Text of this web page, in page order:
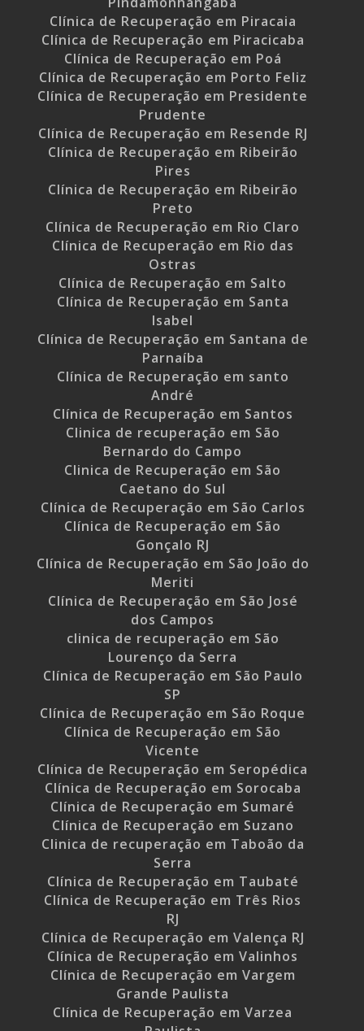
Clínica de Recuperação em Piracaia
Clínica de Recuperação em Piracicaba
Clínica de Recuperação em Poá
Clínica de Recuperação em Porto Feliz
Clínica de Recuperação em Presidente
Prudente
Clínica de Recuperação em Resende RJ
Clínica de Recuperação em Ribeirão
Pires
Clínica de Recuperação em Ribeirão
Preto
Clínica de Recuperação em Rio Claro
Clínica de Recuperação em Rio das
Ostras
Clínica de Recuperação em Salto
Clínica de Recuperação em Santa
Isabel
Clínica de Recuperação em Santana de
Parnaíba
Clínica de Recuperação em santo
André
Clínica de Recuperação em Santos
Clinica de recuperação em São
Bernardo do Campo
Clinica de Recuperação em São
Caetano do Sul
Clínica de Recuperação em São Carlos
Clínica de Recuperação em São
Gonçalo RJ
Clínica de Recuperação em São João do
Meriti
Clínica de Recuperação em São José
dos Campos
clinica de recuperação em São
Lourenço da Serra
Clínica de Recuperação em São Paulo
SP
Clínica de Recuperação em São Roque
Clínica de Recuperação em São
Vicente
Clínica de Recuperação em Seropédica
Clínica de Recuperação em Sorocaba
Clínica de Recuperação em Sumaré
Clínica de Recuperação em Suzano
Clinica de recuperação em Taboão da
Serra
Clínica de Recuperação em Taubaté
Clínica de Recuperação em Três Rios
RJ
Clínica de Recuperação em Valença RJ
Clínica de Recuperação em Valinhos
Clínica de Recuperação em Vargem
Grande Paulista
Clínica de Recuperação em Varzea